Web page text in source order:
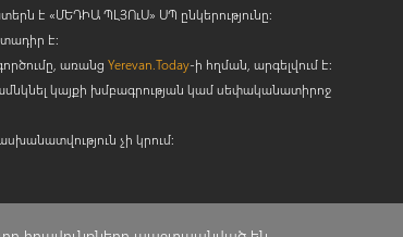
է «ՄԵԴԻԱ ՊԼՅՈւՍ» ՍՊ ընկերությունը։
է:
առանցYerevan.Today-ի հղման, արգելվում է:
կայքի խմբագրության կամ սեփականատիրոջ
չի կրում: